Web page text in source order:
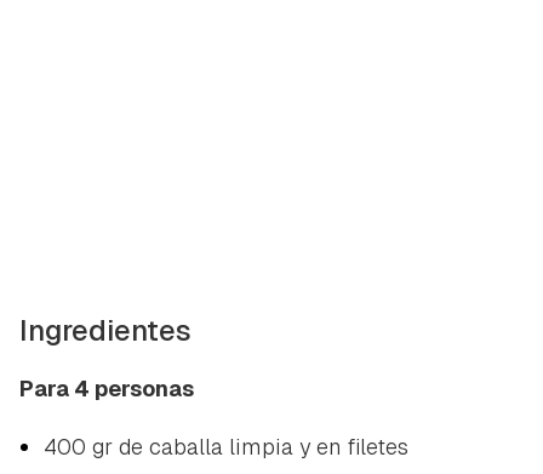
Ingredientes
Para 4 personas
400 gr de caballa limpia y en filetes